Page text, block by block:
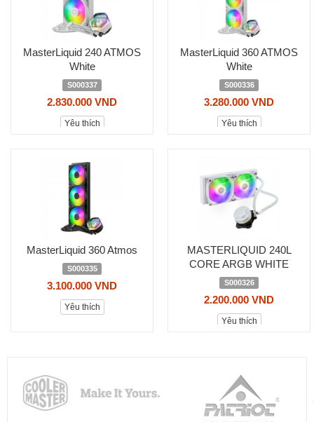
MasterLiquid 240 ATMOS
White
S000337
2.830.000 VND
Yêu thích
MasterLiquid 360 ATMOS
White
S000336
3.280.000 VND
Yêu thích
MasterLiquid 360 Atmos
S000335
3.100.000 VND
Yêu thích
MASTERLIQUID 240L
CORE ARGB WHITE
S000326
2.200.000 VND
Yêu thích